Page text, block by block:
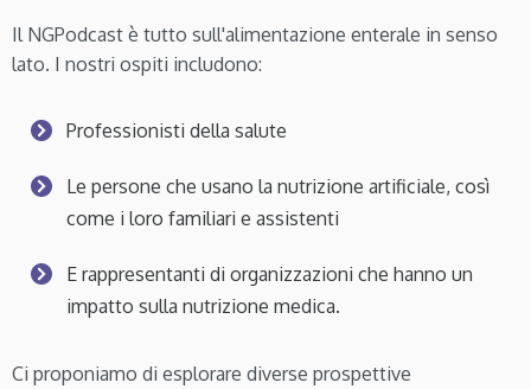
Il NGPodcast è tutto sull'alimentazione enterale in senso
lato. I nostri ospiti includono:
Professionisti della salute
Le persone che usano la nutrizione artificiale, così
come i loro familiari e assistenti
E rappresentanti di organizzazioni che hanno un
impatto sulla nutrizione medica.
Ci proponiamo di esplorare diverse prospettive